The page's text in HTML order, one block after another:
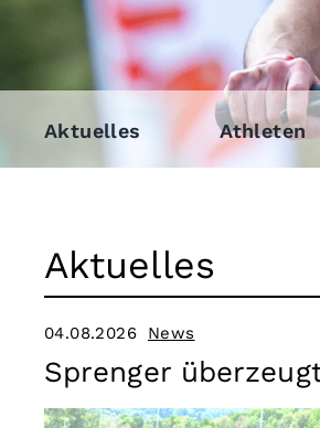
Aktuelles Athleten
Aktuelles
04.08.2026 News
Sprenger